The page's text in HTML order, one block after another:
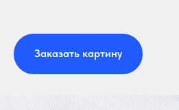
Заказать картину